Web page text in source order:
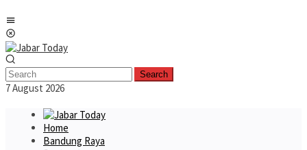
to
content
Search
7 August 2026
Home
Bandung Raya